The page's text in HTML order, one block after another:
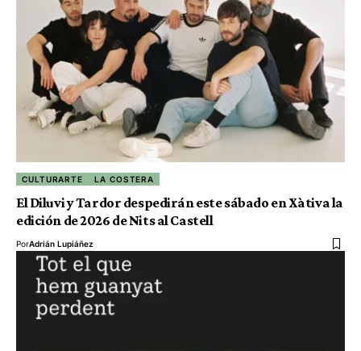
CULTURARTE LA COSTERA
El Diluvi y Tardor despedirán este sábado en Xàtiva la
edición de 2026 de Nits al Castell
PorAdrián Lupiáñez